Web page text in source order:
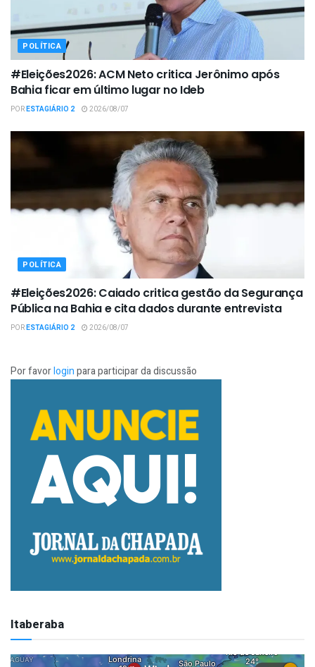
POLÍTICA
#Eleições2026: ACM Neto critica Jerônimo após
Bahia ficar em último lugar no Ideb
PORESTAGIÁRIO 2 2026/08/07
POLÍTICA
#Eleições2026: Caiado critica gestão da Segurança
Pública na Bahia e cita dados durante entrevista
PORESTAGIÁRIO 2 2026/08/07
Por favorloginpara participar da discussão
Itaberaba